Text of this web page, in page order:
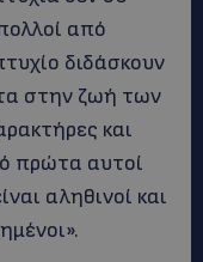
από
διδάσκουν
στην ζωή των
και
πρώτα αυτοί
αληθινοί και